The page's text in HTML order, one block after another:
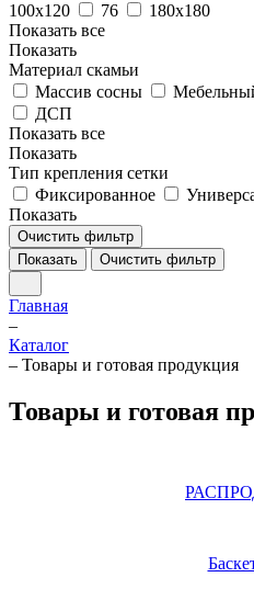
100х120
76
180х180
Показать все
Показать
Материал скамьи
Массив сосны
ДСП
Показать все
Показать
Тип крепления сетки
Фиксированное
Показать
Очистить фильтр
Показать
Очистить фильтр
Главная
–
Каталог
– Товары и готовая продукция
Товары и готовая